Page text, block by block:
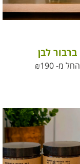
ברבור לבן
החל מ- ₪190